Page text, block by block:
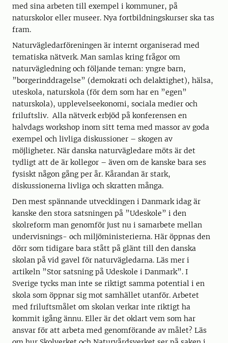
med sina arbeten till exempel i kommuner, på
naturskolor eller museer. Nya fortbildningskurser ska tas
fram.
Naturvägledarföreningen är internt organiserad med
tematiska nätverk. Man samlas kring frågor om
naturvägledning och följande teman: yngre barn,
”borgerinddragelse” (demokrati och delaktighet), hälsa,
uteskola, naturskola (för dem som har en ”egen”
naturskola), upplevelseekonomi, sociala medier och
friluftsliv. Alla nätverk erbjöd på konferensen en
halvdags workshop inom sitt tema med massor av goda
exempel och livliga diskussioner – skogen av
möjligheter. När danska naturvägledare möts är det
tydligt att de är kollegor – även om de kanske bara ses
fysiskt någon gång per år. Kårandan är stark,
diskussionerna livliga och skratten många.
Den mest spännande utvecklingen i Danmark idag är
kanske den stora satsningen på ”Udeskole” i den
skolreform man genomför just nu i samarbete mellan
undervisnings- och miljöministerierna. Här öppnas den
dörr som tidigare bara stått på glänt till den danska
skolan på vid gavel för naturvägledarna. Läs mer i
artikeln ”Stor satsning på Udeskole i Danmark”. I
Sverige tycks man inte se riktigt samma potential i en
skola som öppnar sig mot samhället utanför. Arbetet
med friluftsmålet om skolan verkar inte riktigt ha
kommit igång ännu. Eller är det oklart vem som har
ansvar för att arbeta med genomförande av målet? Läs